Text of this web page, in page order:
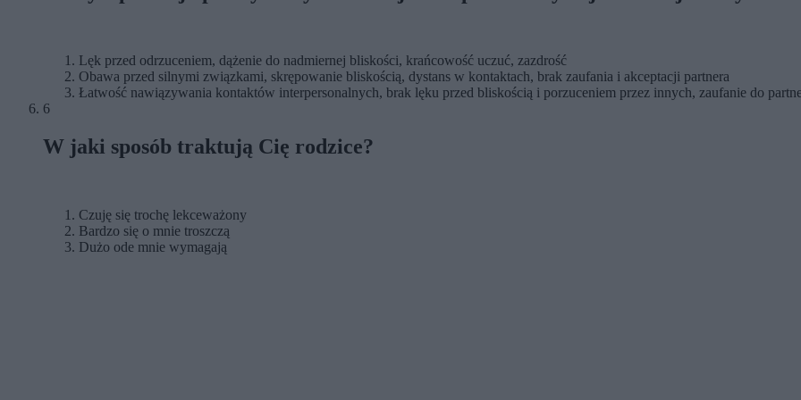
Lęk przed odrzuceniem, dążenie do nadmiernej bliskości, krańcowość uczuć, zazdrość
Obawa przed silnymi związkami, skrępowanie bliskością, dystans w kontaktach, brak zaufania i akceptacji partnera
Łatwość nawiązywania kontaktów interpersonalnych, brak lęku przed bliskością i porzuceniem przez innych, zaufanie do
6
W jaki sposób traktują Cię rodzice?
Czuję się trochę lekceważony
Bardzo się o mnie troszczą
Dużo ode mnie wymagają